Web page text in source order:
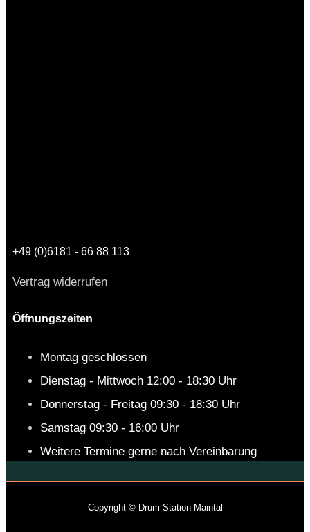
+49 (0)6181 - 66 88 113
Vertrag widerrufen
Öffnungszeiten
Montag geschlossen
Dienstag - Mittwoch 12:00 - 18:30 Uhr
Donnerstag - Freitag 09:30 - 18:30 Uhr
Samstag 09:30 - 16:00 Uhr
Weitere Termine gerne nach Vereinbarung
Copyright © Drum Station Maintal